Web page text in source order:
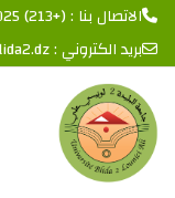
تخطى إلى المحتوى
الاتصال بنا : (+213) 025 25 25 25
بريد الكتروني :